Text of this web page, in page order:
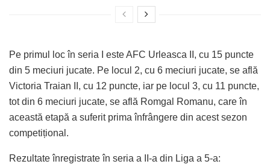
Pe primul loc în seria I este AFC Urleasca II, cu 15 puncte
din 5 meciuri jucate. Pe locul 2, cu 6 meciuri jucate, se află
Victoria Traian II, cu 12 puncte, iar pe locul 3, cu 11 puncte,
tot din 6 meciuri jucate, se află Romgal Romanu, care în
această etapă a suferit prima înfrângere din acest sezon
competițional.
Rezultate înregistrate în seria a II-a din Liga a 5-a: